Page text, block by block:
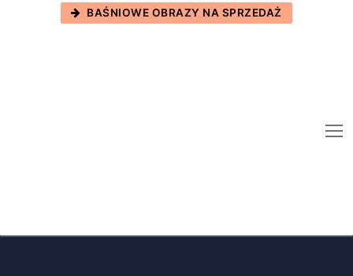
BAŚNIOWE OBRAZY NA SPRZEDAŻ